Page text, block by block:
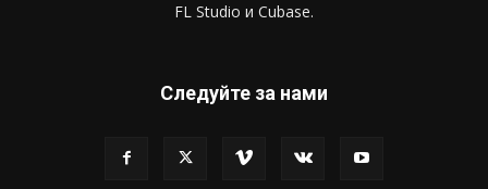
FL Studio и Cubase.
Следуйте за нами